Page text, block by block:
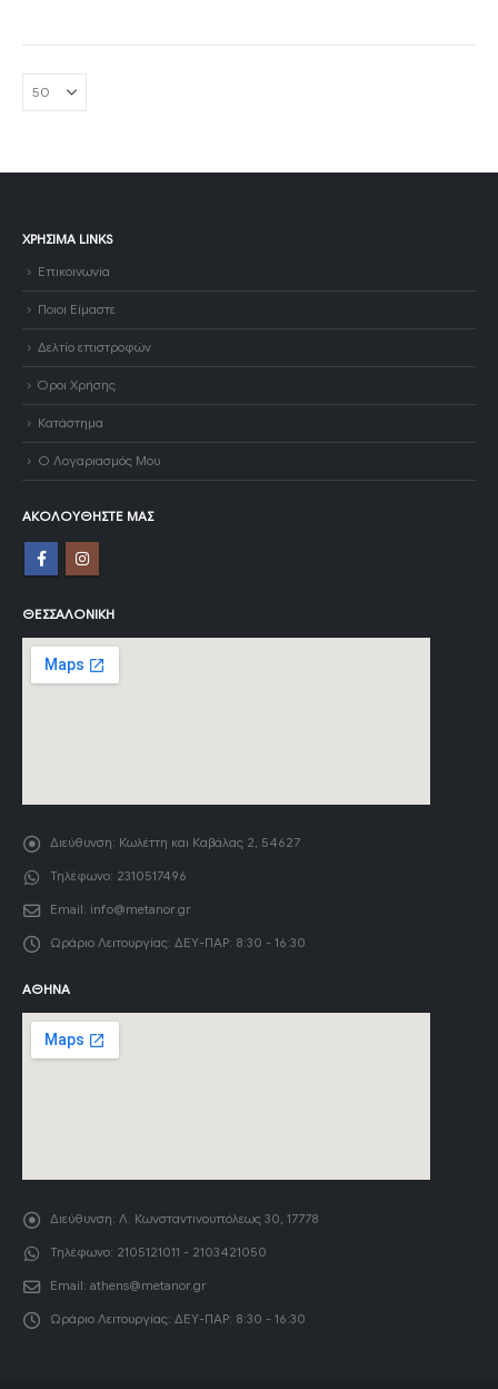
ΧΡΉΣΙΜΑ LINKS
Επικοινωνία
Ποιοι Είμαστε
Δελτίο επιστροφών
Όροι Χρήσης
Κατάστημα
Ο Λογαριασμός Μου
ΑΚΟΛΟΥΘΉΣΤΕ ΜΑΣ
ΘΕΣΣΑΛΟΝΊΚΗ
Διεύθυνση: Κωλέττη και Καβάλας 2, 54627
Τηλέφωνο: 2310517496
Email: info@metanor.gr
Ωράριο Λειτουργίας: ΔΕΥ-ΠΑΡ: 8:30 - 16:30
ΑΘΉΝΑ
Διεύθυνση: Λ. Κωνσταντινουπόλεως 30, 17778
Τηλέφωνο: 2105121011 - 2103421050
Email: athens@metanor.gr
Ωράριο Λειτουργίας: ΔΕΥ-ΠΑΡ: 8:30 - 16:30